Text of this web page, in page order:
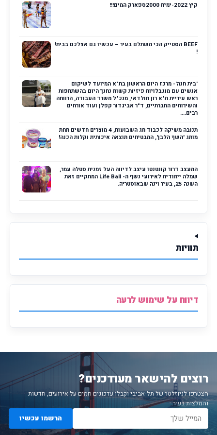
קיץ 2022-ימית 2000ספארק המים!!!
BEEF הסטייק הכי משתלם בעיר – עכשיו גם אצלכם בבית!
!
'בית חנה'- מרכז היום הראשון בת"א המיועד לשיקום
אנשים עם מוגבלויות פיזיות קשות נחנך היום בהשתתפות
ראש עיריית ת"א רון חולדאי, מנכ"ל משרד העבודה, הרווחה
והשירותים החברתיים, ד"ר אביגדור קפלן ועוד אורחים
רבים....
תנובה משיקה לכבוד חג השבועות, 4 מוצרים חדשים תחת
מותג 'השף הלבן', המבטיחים תוצאה איכותית וקלות הכנה!
המעצב דרור קונטנטו עיצב לדיווה העל זמנית סטלה עמר,
שמלה ייחודית לאירועי נשף ה- Life Ball המתקיים זאת
השנה 25, בעיר וינה שבאוסטריה.
תוויות
דיווח על שימוש לרעה
רוצים להישאר מעודכנים?
הצטרפו לניוזלטר של תל-אביבי וקבלו עדכונים חמים על אירועים, חדשות
והמלצות בעיר.
הרשמו עכשיו